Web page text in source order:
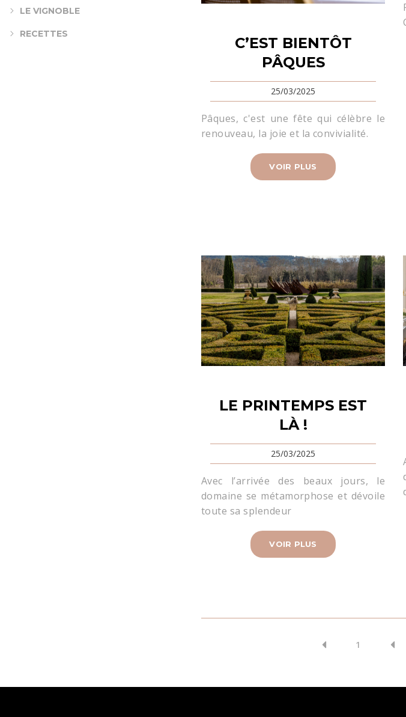
C’EST BIENTÔT
PÂQUES
25/03/2025
Pâques, c'est une fête qui célèbre le
renouveau, la joie et la convivialité.
VOIR PLUS
LE PRINTEMPS EST
LÀ !
25/03/2025
Avec l’arrivée des beaux jours, le
domaine se métamorphose et dévoile
toute sa splendeur
VOIR PLUS
1
LE VIGNOBLE
RECETTES